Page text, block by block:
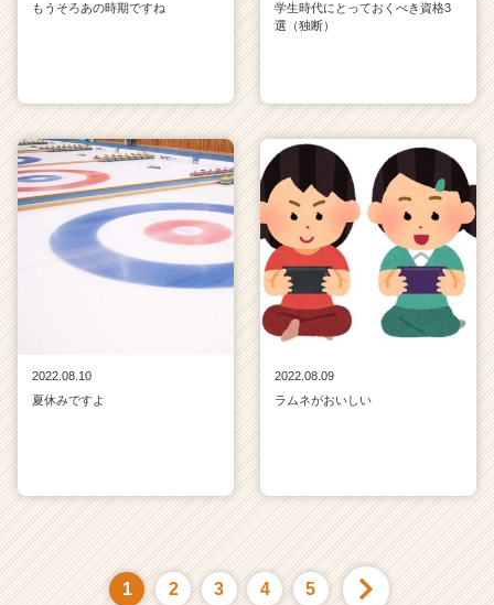
もうそろあの時期ですね
学生時代にとっておくべき資格3
選（独断）
2022.08.10
夏休みですよ
2022.08.09
ラムネがおいしい
1 2 3 4 5